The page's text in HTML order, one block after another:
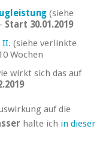
(siehe
Start 30.01.2019
II. (siehe verlinkte
Wochen
wirkt sich das auf
auf die
halte ich in dieser